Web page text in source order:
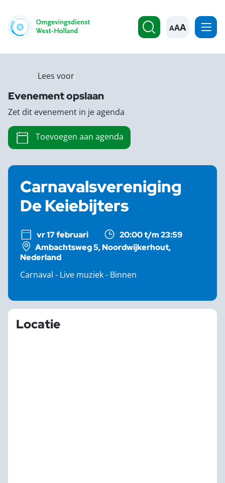
A
Carnavalsvereniging
De Keiebijters
vr 17 februari
20:00 t/m 23:59
Ambachtsweg 5, Noordwijkerhout,
Nederland
Carnaval - Live muziek - Binnen
Locatie
Lees voor
Evenement opslaan
Zet dit evenement in je agenda
Toevoegen aan agenda